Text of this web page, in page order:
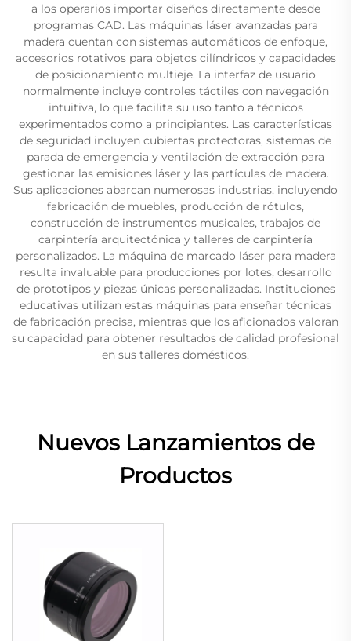
a los operarios importar diseños directamente desde
programas CAD. Las máquinas láser avanzadas para
madera cuentan con sistemas automáticos de enfoque,
accesorios rotativos para objetos cilíndricos y capacidades
de posicionamiento multieje. La interfaz de usuario
normalmente incluye controles táctiles con navegación
intuitiva, lo que facilita su uso tanto a técnicos
experimentados como a principiantes. Las características
de seguridad incluyen cubiertas protectoras, sistemas de
parada de emergencia y ventilación de extracción para
gestionar las emisiones láser y las partículas de madera.
Sus aplicaciones abarcan numerosas industrias, incluyendo
fabricación de muebles, producción de rótulos,
construcción de instrumentos musicales, trabajos de
carpintería arquitectónica y talleres de carpintería
personalizados. La máquina de marcado láser para madera
resulta invaluable para producciones por lotes, desarrollo
de prototipos y piezas únicas personalizadas. Instituciones
educativas utilizan estas máquinas para enseñar técnicas
de fabricación precisa, mientras que los aficionados valoran
su capacidad para obtener resultados de calidad profesional
en sus talleres domésticos.
Nuevos Lanzamientos de
Productos